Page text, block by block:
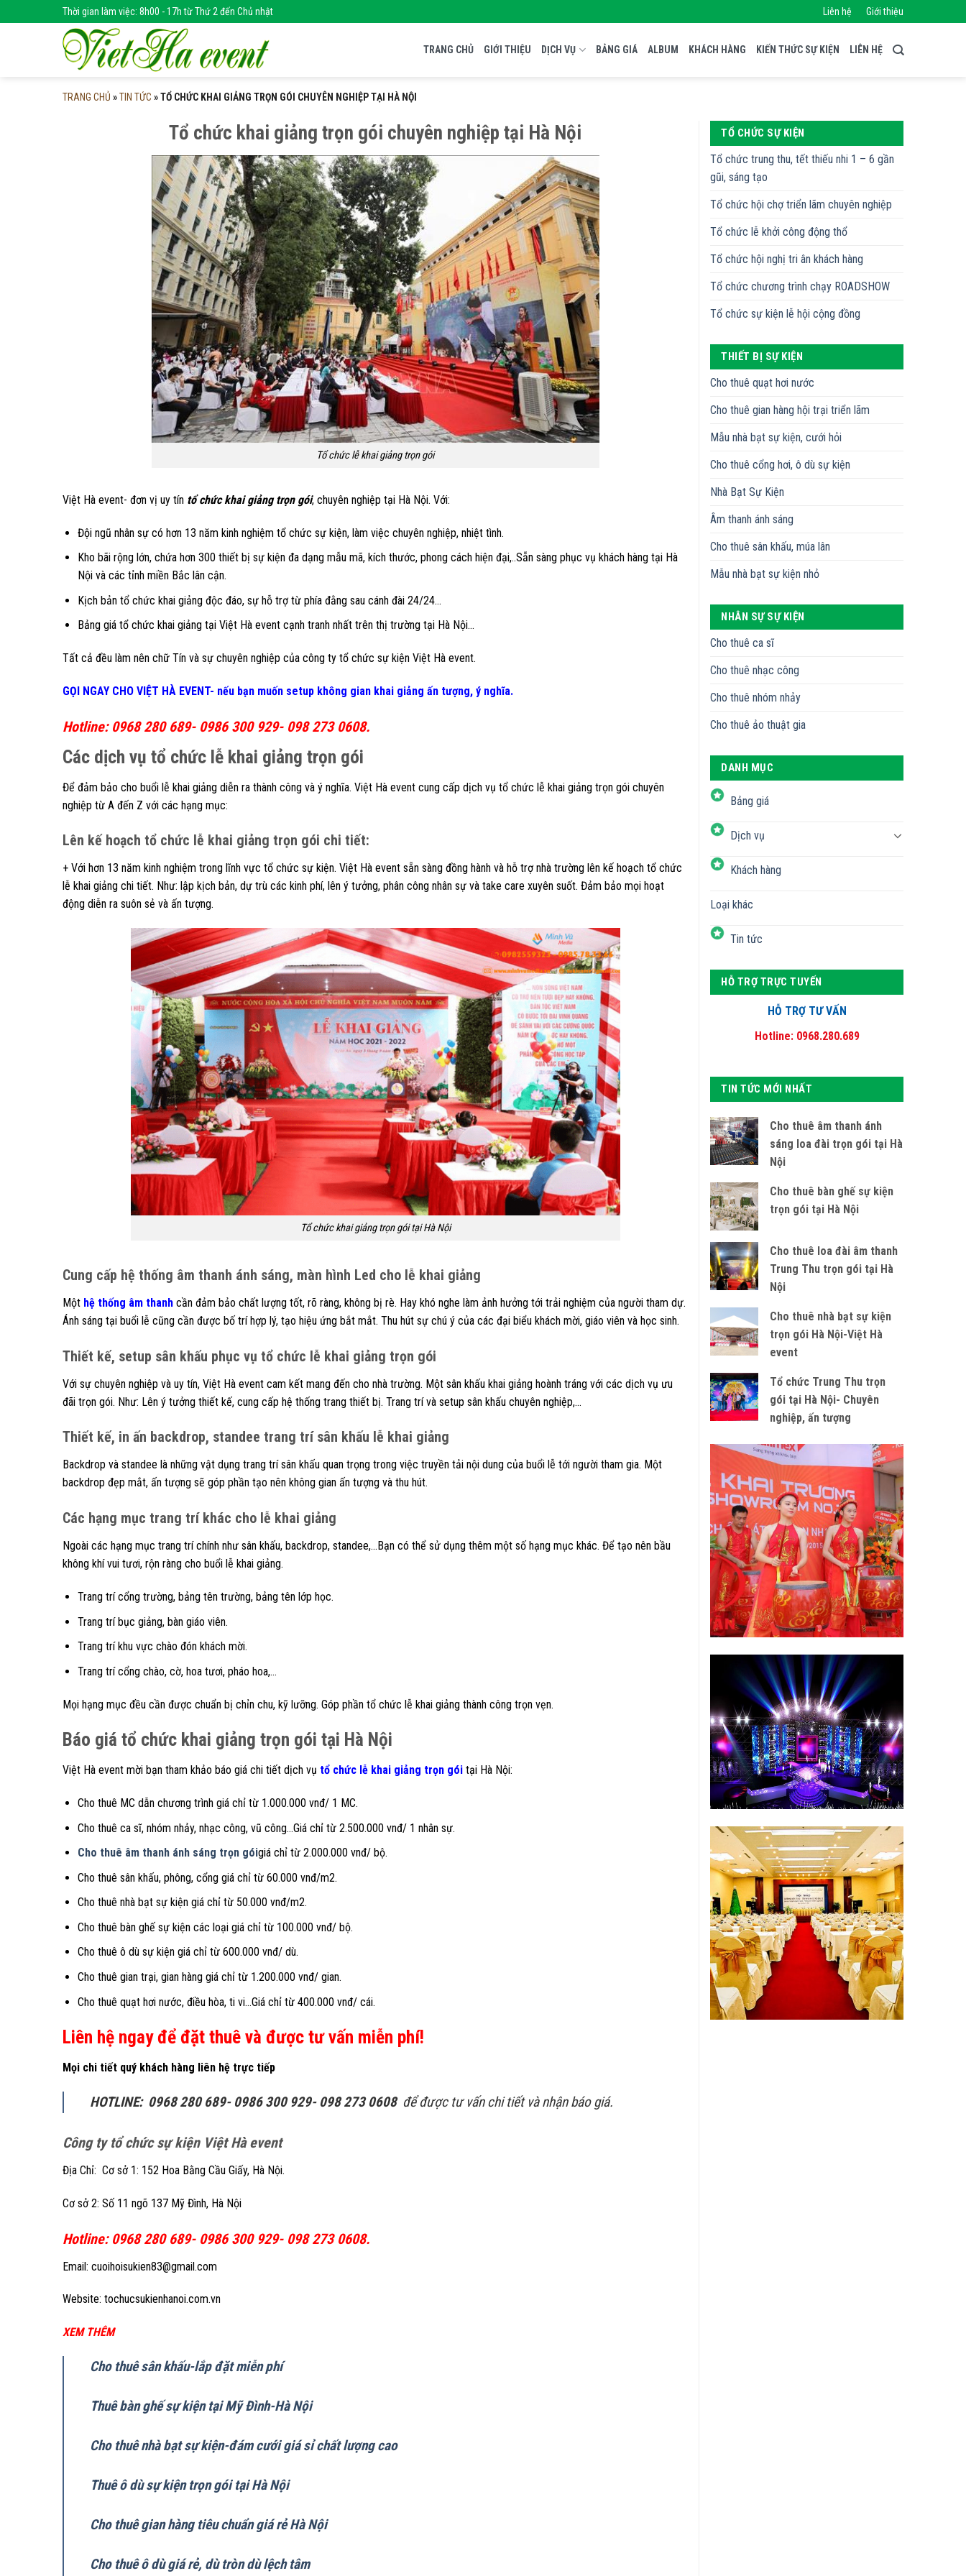
to
Thời gian làm việc: 8h00 - 17h từ Thứ 2 đến Chủ nhật Liên hệ Giới thiệu
TRANG CHỦ GIỚI THIỆU DỊCH VỤ BẢNG GIÁ ALBUM KHÁCH HÀNG KIẾN THỨC SỰ KIỆN LIÊN HỆ
TRANG CHỦ »TIN TỨC »TỔ CHỨC KHAI GIẢNG TRỌN GÓI CHUYÊN NGHIỆP TẠI HÀ NỘI
Tổ chức khai giảng trọn gói chuyên nghiệp tại Hà Nội
Tổ chức lễ khai giảng trọn gói
Việt Hà event- đơn vị uy tín tổ chức khai giảng trọn gói, chuyên nghiệp tại Hà Nội. Với:
Đội ngũ nhân sự có hơn 13 năm kinh nghiệm tổ chức sự kiện, làm việc chuyên nghiệp, nhiệt tình.
Kho bãi rộng lớn, chứa hơn 300 thiết bị sự kiện đa dạng mẫu mã, kích thước, phong cách hiện đại,..Sẵn sàng phục vụ khách hàng tại Hà
Nội và các tỉnh miền Bắc lân cận.
Kịch bản tổ chức khai giảng độc đáo, sự hỗ trợ từ phía đằng sau cánh đài 24/24…
Bảng giá tổ chức khai giảng tại Việt Hà event cạnh tranh nhất trên thị trường tại Hà Nội…
Tất cả đều làm nên chữ Tín và sự chuyên nghiệp của công ty tổ chức sự kiện Việt Hà event.
GỌI NGAY CHO VIỆT HÀ EVENT- nếu bạn muốn setup không gian khai giảng ấn tượng, ý nghĩa.
Hotline: 0968 280 689- 0986 300 929- 098 273 0608.
Các dịch vụ tổ chức lễ khai giảng trọn gói
Để đảm bảo cho buổi lễ khai giảng diễn ra thành công và ý nghĩa. Việt Hà event cung cấp dịch vụ tổ chức lễ khai giảng trọn gói chuyên
nghiệp từ A đến Z với các hạng mục:
Lên kế hoạch tổ chức lễ khai giảng trọn gói chi tiết:
+ Với hơn 13 năm kinh nghiệm trong lĩnh vực tổ chức sự kiện. Việt Hà event sẵn sàng đồng hành và hỗ trợ nhà trường lên kế hoạch tổ chức
lễ khai giảng chi tiết. Như: lập kịch bản, dự trù các kinh phí, lên ý tưởng, phân công nhân sự và take care xuyên suốt. Đảm bảo mọi hoạt
động diễn ra suôn sẻ và ấn tượng.
Tổ chức khai giảng trọn gói tại Hà Nội
Cung cấp hệ thống âm thanh ánh sáng, màn hình Led cho lễ khai giảng
Một hệ thống âm thanh cần đảm bảo chất lượng tốt, rõ ràng, không bị rè. Hay khó nghe làm ảnh hưởng tới trải nghiệm của người tham dự.
Ánh sáng tại buổi lễ cũng cần được bố trí hợp lý, tạo hiệu ứng bắt mắt. Thu hút sự chú ý của các đại biểu khách mời, giáo viên và học sinh.
Thiết kế, setup sân khấu phục vụ tổ chức lễ khai giảng trọn gói
Với sự chuyên nghiệp và uy tín, Việt Hà event cam kết mang đến cho nhà trường. Một sân khấu khai giảng hoành tráng với các dịch vụ ưu
đãi trọn gói. Như: Lên ý tưởng thiết kế, cung cấp hệ thống trang thiết bị. Trang trí và setup sân khấu chuyên nghiệp,…
Thiết kế, in ấn backdrop, standee trang trí sân khấu lễ khai giảng
Backdrop và standee là những vật dụng trang trí sân khấu quan trọng trong việc truyền tải nội dung của buổi lễ tới người tham gia. Một
backdrop đẹp mắt, ấn tượng sẽ góp phần tạo nên không gian ấn tượng và thu hút.
Các hạng mục trang trí khác cho lễ khai giảng
Ngoài các hạng mục trang trí chính như sân khấu, backdrop, standee,…Bạn có thể sử dụng thêm một số hạng mục khác. Để tạo nên bầu
không khí vui tươi, rộn ràng cho buổi lễ khai giảng.
Trang trí cổng trường, bảng tên trường, bảng tên lớp học.
Trang trí bục giảng, bàn giáo viên.
Trang trí khu vực chào đón khách mời.
Trang trí cổng chào, cờ, hoa tươi, pháo hoa,…
Mọi hạng mục đều cần được chuẩn bị chỉn chu, kỹ lưỡng. Góp phần tổ chức lễ khai giảng thành công trọn vẹn.
Báo giá tổ chức khai giảng trọn gói tại Hà Nội
Việt Hà event mời bạn tham khảo báo giá chi tiết dịch vụ tổ chức lễ khai giảng trọn gói tại Hà Nội:
Cho thuê MC dẫn chương trình giá chỉ từ 1.000.000 vnđ/ 1 MC.
Cho thuê ca sĩ, nhóm nhảy, nhạc công, vũ công…Giá chỉ từ 2.500.000 vnđ/ 1 nhân sự.
Cho thuê âm thanh ánh sáng trọn góigiá chỉ từ 2.000.000 vnđ/ bộ.
Cho thuê sân khấu, phông, cổng giá chỉ từ 60.000 vnđ/m2.
Cho thuê nhà bạt sự kiện giá chỉ từ 50.000 vnđ/m2.
Cho thuê bàn ghế sự kiện các loại giá chỉ từ 100.000 vnđ/ bộ.
Cho thuê ô dù sự kiện giá chỉ từ 600.000 vnđ/ dù.
Cho thuê gian trại, gian hàng giá chỉ từ 1.200.000 vnđ/ gian.
Cho thuê quạt hơi nước, điều hòa, ti vi…Giá chỉ từ 400.000 vnđ/ cái.
Liên hệ ngay để đặt thuê và được tư vấn miễn phí!
Mọi chi tiết quý khách hàng liên hệ trực tiếp
HOTLINE: 0968 280 689- 0986 300 929- 098 273 0608 để được tư vấn chi tiết và nhận báo giá.
Công ty tổ chức sự kiện Việt Hà event
Địa Chỉ: Cơ sở 1: 152 Hoa Bằng Cầu Giấy, Hà Nội.
Cơ sở 2: Số 11 ngõ 137 Mỹ Đình, Hà Nội
Hotline: 0968 280 689- 0986 300 929- 098 273 0608.
Email: cuoihoisukien83@gmail.com
Website: tochucsukienhanoi.com.vn
XEM THÊM
Cho thuê sân khấu-lắp đặt miễn phí
Thuê bàn ghế sự kiện tại Mỹ Đình-Hà Nội
Cho thuê nhà bạt sự kiện-đám cưới giá sỉ chất lượng cao
Thuê ô dù sự kiện trọn gói tại Hà Nội
Cho thuê gian hàng tiêu chuẩn giá rẻ Hà Nội
Cho thuê ô dù giá rẻ, dù tròn dù lệch tâm
TỔ CHỨC SỰ KIỆN
Tổ chức trung thu, tết thiếu nhi 1 – 6 gần
gũi, sáng tạo
Tổ chức hội chợ triển lãm chuyên nghiệp
Tổ chức lễ khởi công động thổ
Tổ chức hội nghị tri ân khách hàng
Tổ chức chương trình chạy ROADSHOW
Tổ chức sự kiện lễ hội cộng đồng
THIẾT BỊ SỰ KIỆN
Cho thuê quạt hơi nước
Cho thuê gian hàng hội trại triển lãm
Mẫu nhà bạt sự kiện, cưới hỏi
Cho thuê cổng hơi, ô dù sự kiện
Nhà Bạt Sự Kiện
Âm thanh ánh sáng
Cho thuê sân khấu, múa lân
Mẫu nhà bạt sự kiện nhỏ
NHÂN SỰ SỰ KIỆN
Cho thuê ca sĩ
Cho thuê nhạc công
Cho thuê nhóm nhảy
Cho thuê ảo thuật gia
DANH MỤC
Bảng giá
Dịch vụ
Khách hàng
Loại khác
Tin tức
HỖ TRỢ TRỰC TUYẾN
HỖ TRỢ TƯ VẤN
Hotline: 0968.280.689
TIN TỨC MỚI NHẤT
Cho thuê âm thanh ánh
sáng loa đài trọn gói tại Hà
Nội
Cho thuê bàn ghế sự kiện
trọn gói tại Hà Nội
Cho thuê loa đài âm thanh
Trung Thu trọn gói tại Hà
Nội
Cho thuê nhà bạt sự kiện
trọn gói Hà Nội-Việt Hà
event
Tổ chức Trung Thu trọn
gói tại Hà Nội- Chuyên
nghiệp, ấn tượng